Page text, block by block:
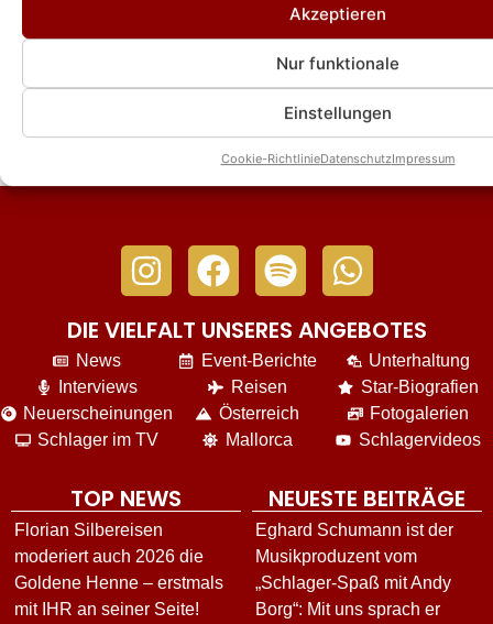
Akzeptieren
Nur funktionale
Einstellungen
Cookie-RichtlinieDatenschutzImpressum
Florian Silbereisen und Helene Fischer: SO
ihrem Tourfinale!
DIE VIELFALT UNSERES ANGEBOTES
News
Interviews
Neuerscheinungen
Schlager im TV
Event-Berichte
Reisen
Österreich
Mallorca
Unterhaltung
Star-Biografien
Fotogalerien
Schlagervideos
TOP NEWS
Florian Silbereisen
moderiert auch 2026 die
Goldene Henne – erstmals
mit IHR an seiner Seite!
NEUESTE BEITRÄGE
Eghard Schumann ist der
Musikproduzent vom
„Schlager-Spaß mit Andy
Borg“: Mit uns sprach er